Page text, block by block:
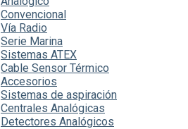
Convencional
Vía Radio
Serie Marina
Sistemas ATEX
Cable Sensor Térmico
Accesorios
Sistemas de aspiración
Centrales Analógicas
Detectores Analógicos